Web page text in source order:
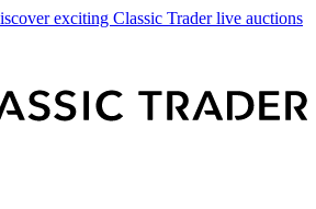
exciting Classic Trader live auctions